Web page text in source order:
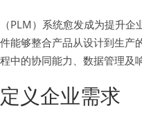
（PLM）系统愈发成为提升
件能够整合产品从设计到生产
程中的协同能力、数据管理及
定义企业需求